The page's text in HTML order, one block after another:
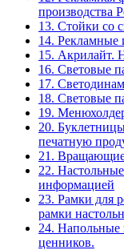
производства
13. Стойки со
14. Рекламные
15. Акрилайт.
16. Световые
17.
18. Световые
19.
20.
печатную
21.
22.
информацией
23. Рамки для
рамки
24. Напольные
ценников.